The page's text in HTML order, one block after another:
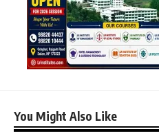
You Might Also Like